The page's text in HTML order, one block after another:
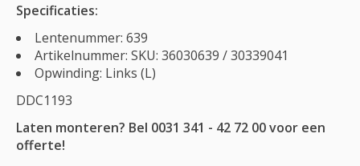
Specificaties:
Lentenummer: 639
Artikelnummer: SKU: 36030639 / 30339041
Opwinding: Links (L)
DDC1193
Laten monteren? Bel 0031 341 - 42 72 00 voor een
offerte!